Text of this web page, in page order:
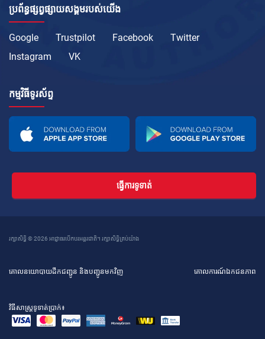
ប្រព័ន្ធផ្សព្វផ្សាយសង្គមរបស់យើង
Google Trustpilot Facebook
Twitter
Instagram
VK
កម្មវិធីទូរស័ព្ទ
ធ្វើការទូទាត់
រក្សាសិទ្ធិ © 2026 អាជ្ញាធរបើកបរអន្តរជាតិ។ រក្សាសិទ្ធិគ្រប់យ៉ាង
គោលនយោបាយដឹកជញ្ជូន និងបញ្ជូនមកវិញ គោលការណ៍ឯកជនភាព
វិធីសាស្រ្តទូទាត់ប្រាក់៖